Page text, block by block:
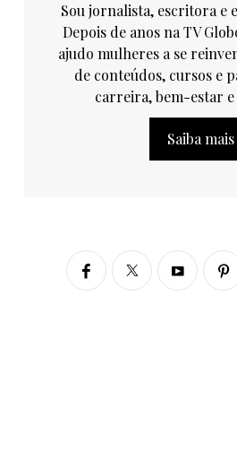
Sou jornalista, escritora e
Depois de anos na TV
ajudo mulheres a se
de conteúdos, cursos e
carreira, bem-estar
Saiba mais